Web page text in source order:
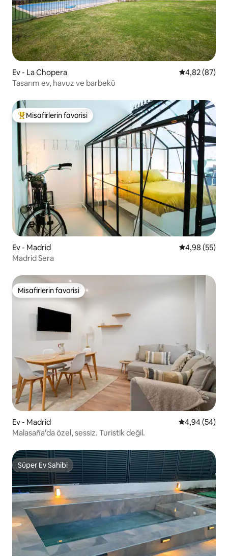
Ev - La Chopera 5 üzerinden
4,82 (87)
Tasarım ev, havuz ve barbekü
Misafirlerin favorilerinden en beğenilenler arasında
Misafirlerin favorisi
Ev - Madrid 5 üzerinden
4,98 (55)
Madrid Sera
Misafirlerin favorisi
Misafirlerin favorisi
Ev - Madrid 5 üzerinden
4,94 (54)
Malasaña'da özel, sessiz. Turistik değil.
Süper Ev Sahibi
Süper Ev Sahibi